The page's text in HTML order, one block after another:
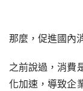
那麼，促進國內
之前說過，消費
化加速，導致企